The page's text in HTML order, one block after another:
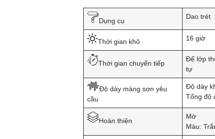
Dụng cụ
Dao trét
Thời gian khô 16 giờ
Thời gian chuyển tiếp
Để lớp
tự
Độ dày màng sơn yêu
cầu
Độ dày
Tổng độ
Hoàn thiện
Mờ
Màu: